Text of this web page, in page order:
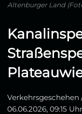
Altenburger Land
06.06.2026, 09:15 Uhr